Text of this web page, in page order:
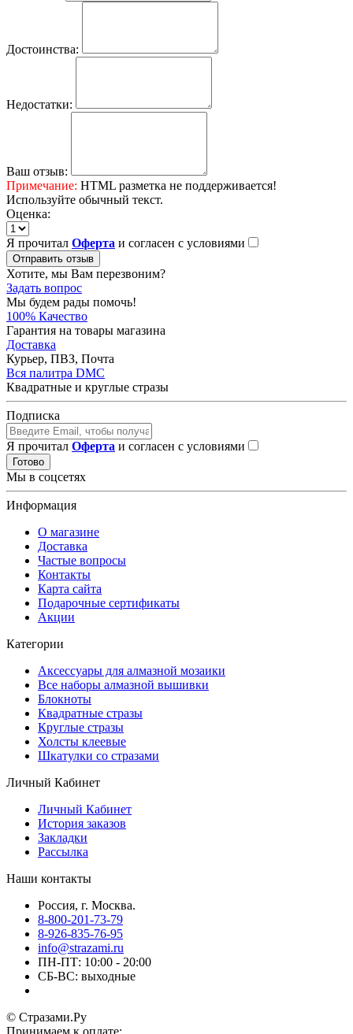
Достоинства:
Недостатки:
Ваш отзыв:
Примечание: HTML разметка не поддерживается!
Используйте обычный текст.
Оценка:
Я прочитал Оферта и согласен с условиями
Отправить отзыв
Хотите, мы Вам перезвоним?
Задать вопрос
Мы будем рады помочь!
100% Качество
Гарантия на товары магазина
Доставка
Курьер, ПВЗ, Почта
Вся палитра DMC
Квадратные и круглые стразы
Подписка
Я прочитал Оферта и согласен с условиями
Готово
Мы в соцсетях
Информация
О магазине
Доставка
Частые вопросы
Контакты
Карта сайта
Подарочные сертификаты
Акции
Категории
Аксессуары для алмазной мозаики
Все наборы алмазной вышивки
Блокноты
Квадратные стразы
Круглые стразы
Холсты клеевые
Шкатулки со стразами
Личный Кабинет
Личный Кабинет
История заказов
Закладки
Рассылка
Наши контакты
Россия, г. Москва.
8-800-201-73-79
8-926-835-76-95
info@strazami.ru
ПН-ПТ: 10:00 - 20:00
СБ-ВС: выходные
© Стразами.Ру
Принимаем к оплате: